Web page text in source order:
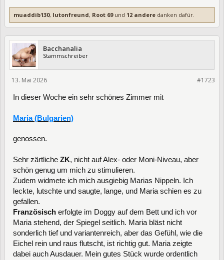
muaddib130, lutonfreund, Root 69und 12 andere danken dafür.
Bacchanalia
Stammschreiber
#1723
13. Mai 2026
In dieser Woche ein sehr schönes Zimmer mit
Maria (Bulgarien)
genossen.
Sehr zärtliche ZK, nicht auf Alex- oder Moni-Niveau, aber
schön genug um mich zu stimulieren.
Zudem widmete ich mich ausgiebig Marias Nippeln. Ich
leckte, lutschte und saugte, lange, und Maria schien es zu
gefallen.
Französisch erfolgte im Doggy auf dem Bett und ich vor
Maria stehend, der Spiegel seitlich. Maria bläst nicht
sonderlich tief und variantenreich, aber das Gefühl, wie die
Eichel rein und raus flutscht, ist richtig gut. Maria zeigte
dabei auch Ausdauer. Mein gutes Stück wurde ordentlich